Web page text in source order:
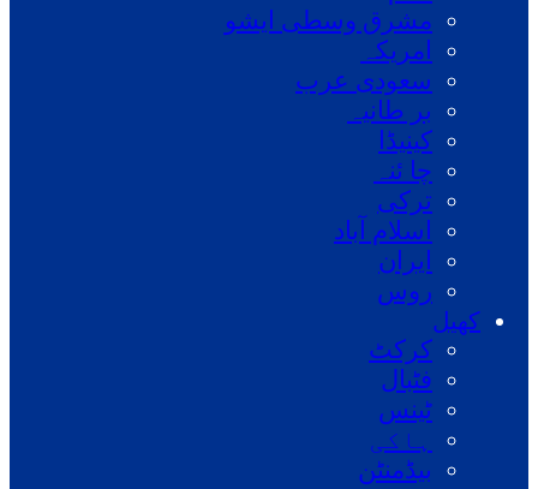
مشرق وسطی ایشو
امریکہ
سعودی عرب
بر طانیہ
کینیڈا
چا ئنہ
ترکی
اسلام آباد
ایران
روس
کھیل
کرکٹ
فٹبال
ٹینس
ہاکی
بیڈمنٹن